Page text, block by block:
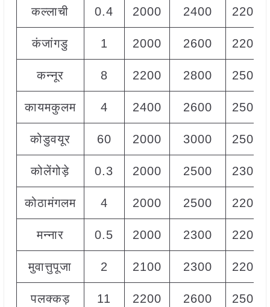
कल्लाची 0.4 2000 2400 2200
कंजांगडु 1 2000 2600 2200
कन्नूर 8 2200 2800 2500
कायमकुलम 4 2400 2600 2500
कोडुवयूर 60 2000 3000 2500
कोलेंगोड़े 0.3 2000 2500 2300
कोठामंगलम 4 2000 2500 2200
मन्नार 0.5 2000 2300 2200
मुवात्तुपूजा 2 2100 2300 2200
पलक्कड़ 11 2200 2600 2500